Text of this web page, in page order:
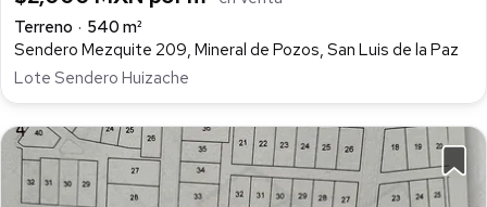
Terreno
540 m²
Sendero Mezquite 209, Mineral de Pozos, San Luis de la Paz
Lote Sendero Huizache